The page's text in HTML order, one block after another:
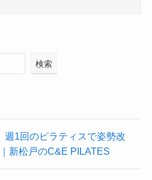
検索
週1回のピラティスで姿勢改
新松戸のC&E PILATES